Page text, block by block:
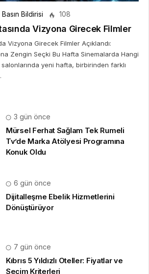
Basın Bildirisi 108
Vizyona Girecek Filmler
Vizyona Girecek Filmler Açıklandı:
Zengin Seçki Bu Hafta Sinemalarda Hangi
yeni hafta, birbirinden farklı
3 gün önce
Mürsel Ferhat Sağlam Tek Rumeli
Tv’de Marka Atölyesi Programına
Konuk Oldu
6 gün önce
Dijitalleşme Ebelik Hizmetlerini
Dönüştürüyor
7 gün önce
Kıbrıs 5 Yıldızlı Oteller: Fiyatlar ve
Seçim Kriterleri